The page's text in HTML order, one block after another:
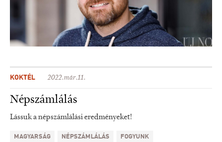
KOKTÉL 2022.már.11.
Népszámlálás
Lássuk a népszámlálási eredményeket!
MAGYARSÁG NÉPSZÁMLÁLÁS FOGYUNK